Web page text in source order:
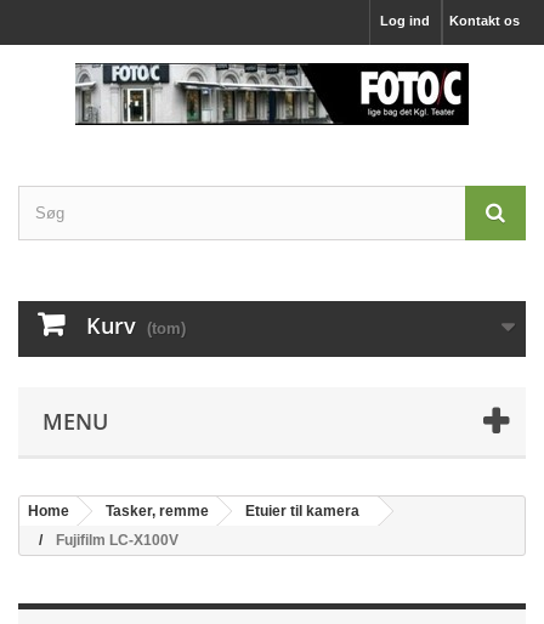
Kontakt os
Log ind
Kurv (tom)
MENU
Home Tasker, remme
Etuier til kamera
Fujifilm LC-X100V